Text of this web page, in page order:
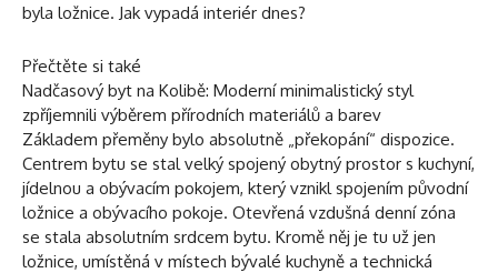
byla ložnice. Jak vypadá interiér dnes?
Přečtěte si také
Nadčasový byt na Kolibě: Moderní minimalistický styl
zpříjemnili výběrem přírodních materiálů a barev
Základem přeměny bylo absolutně „překopání“ dispozice.
Centrem bytu se stal velký spojený obytný prostor s kuchyní,
jídelnou a obývacím pokojem, který vznikl spojením původní
ložnice a obývacího pokoje. Otevřená vzdušná denní zóna
se stala absolutním srdcem bytu. Kromě něj je tu už jen
ložnice, umístěná v místech bývalé kuchyně a technická